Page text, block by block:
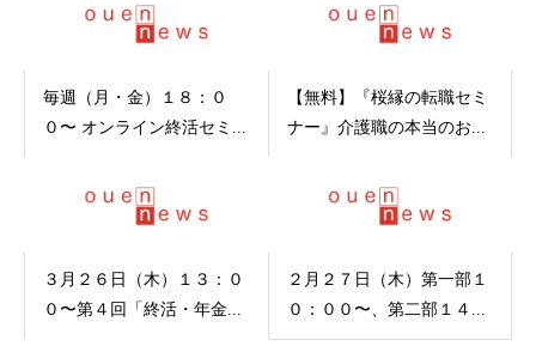
毎週（月・金）１８：０
０〜 オンライン終活セミ...
【無料】『桜縁の転職セミ
ナー』介護職の本当のお...
３月２６日（木）１３：０
０〜第４回「終活・年金...
２月２７日（木）第一部１
０：００〜、第二部１４...